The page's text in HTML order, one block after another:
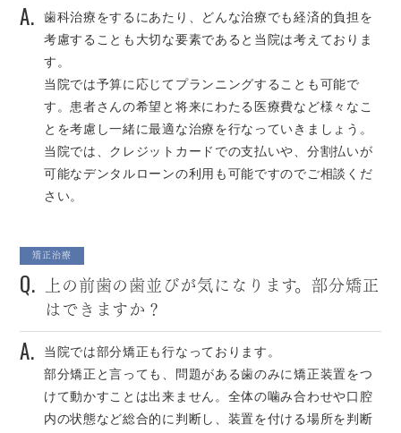
A.
歯科治療をするにあたり、どんな治療でも経済的負担を
考慮することも大切な要素であると当院は考えておりま
す。
当院では予算に応じてプランニングすることも可能で
す。患者さんの希望と将来にわたる医療費など様々なこ
とを考慮し一緒に最適な治療を行なっていきましょう。
当院では、クレジットカードでの支払いや、分割払いが
可能なデンタルローンの利用も可能ですのでご相談くだ
さい。
矯正治療
Q.
上の前歯の歯並びが気になります。部分矯正
はできますか？
A.
当院では部分矯正も行なっております。
部分矯正と言っても、問題がある歯のみに矯正装置をつ
けて動かすことは出来ません。全体の噛み合わせや口腔
内の状態など総合的に判断し、装置を付ける場所を判断